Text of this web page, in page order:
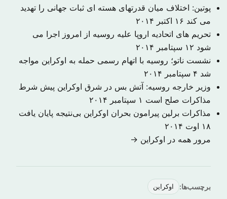
پوتین: اختلاف میان قدرتهای هسته ای ثبات جهانی را تهدید
می کند ۱۶ اکتبر ۲۰۱۴
تحریم های اتحادیه اروپا علیه روسیه از امروز اجرا می
شود ۱۲ سپتامبر ۲۰۱۴
نشست ناتو؛ روسیه با اتهام رسمی حمله به اوکراین مواجه
شد ۴ سپتامبر ۲۰۱۴
وزیر خارجه روسیه: آتش بس در شرق اوکراین پیش شرط
مذاکرات صلح است ۱ سپتامبر ۲۰۱۴
مذاکرات برلین پیرامون بحران اوکراین بی‌نتیجه پایان یافت
۱۸ اوت ۲۰۱۴
مرور همه در اوکراین →
برچسب‌ها: اوکراین